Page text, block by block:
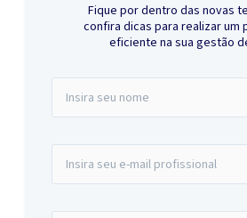
Fique por dentro das novas
confira dicas para realizar um
eficiente na sua gestão